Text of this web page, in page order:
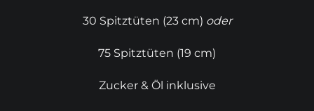
30 Spitztüten (23 cm) oder
75 Spitztüten (19 cm)
Zucker & Öl inklusive